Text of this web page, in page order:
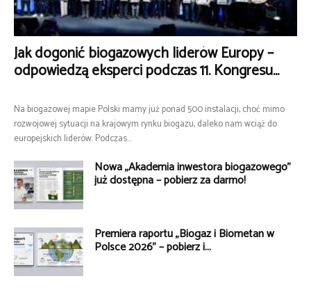
Jak dogonić biogazowych liderów Europy –
odpowiedzą eksperci podczas 11. Kongresu...
Na biogazowej mapie Polski mamy już ponad 500 instalacji, choć mimo
rozwojowej sytuacji na krajowym rynku biogazu, daleko nam wciąż do
europejskich liderów. Podczas...
Nowa „Akademia inwestora biogazowego”
już dostępna – pobierz za darmo!
Premiera raportu „Biogaz i Biometan w
Polsce 2026” – pobierz i...